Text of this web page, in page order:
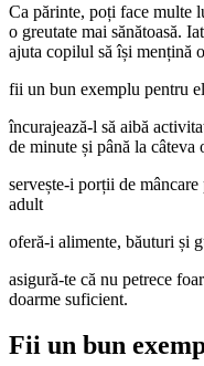
Ca părinte, poți face multe
o greutate mai sănătoasă.
ajuta copilul să își mențină
fii un bun exemplu pentru el
încurajează-l să aibă
de minute și până la câteva
servește-i porții de
adult
oferă-i alimente, băuturi și
asigură-te că nu petrece
doarme suficient.
Fii un bun